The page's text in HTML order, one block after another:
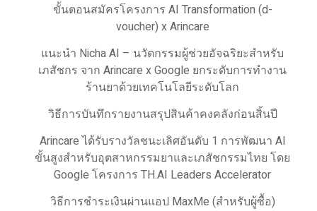
ขั้นตอนสมัครโครงการ AI Transformation (d-
voucher) x Arincare
แนะนำ Nicha AI – นวัตกรรมผู้ช่วยอัจฉริยะสำหรับ
เภสัชกร จาก Arincare x Google ยกระดับการทำงาน
ร้านยาด้วยเทคโนโลยีระดับโลก
วิธีการบันทึกรายงานสรุปสินค้าคงคลังก่อนสิ้นปี
Arincare ได้รับรางวัลชนะเลิศอันดับ 1 การพัฒนา AI
ขั้นสูงสำหรับอุตสาหกรรมยาและเภสัชกรรมไทย โดย
Google โครงการ TH.AI Leaders Accelerator
วิธีการชำระเงินผ่านแอป MaxMe (สำหรับผู้ซื้อ)